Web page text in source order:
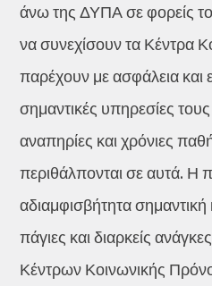
άνω της ΔΥΠΑ σε φορείς
να συνεχίσουν τα Κέντρα
παρέχουν με ασφάλεια και
σημαντικές υπηρεσίες
αναπηρίες και χρόνιες
περιθάλπονται σε αυτά. Η
αδιαμφισβήτητα
πάγιες και διαρκείς
Κέντρων Κοινωνικής